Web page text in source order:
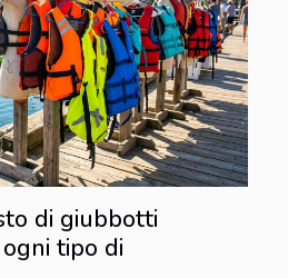
di giubbotti
tipo di